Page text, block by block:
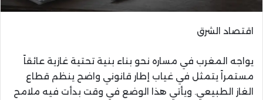
اقتصاد الشرق
يواجه المغرب في مساره نحو بناء بنية تحتية غازية عائقاً
مستمراً يتمثل في غياب إطار قانوني واضح ينظم قطاع
الغاز الطبيعي. ويأتي هذا الوضع في وقت بدأت فيه ملامح